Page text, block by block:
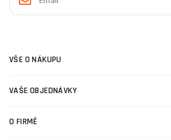
VŠE O NÁKUPU
VAŠE OBJEDNÁVKY
O FIRMĚ